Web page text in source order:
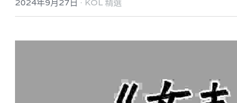
2024年9月27日 KOL 精選